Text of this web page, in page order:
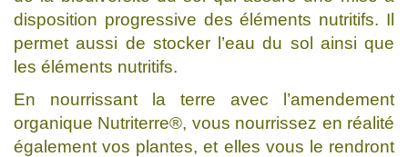
disposition progressive des éléments nutritifs. Il
permet aussi de stocker l’eau du sol ainsi que
les éléments nutritifs.
En nourrissant la terre avec l’amendement
organique Nutriterre®, vous nourrissez en réalité
également vos plantes, et elles vous le rendront